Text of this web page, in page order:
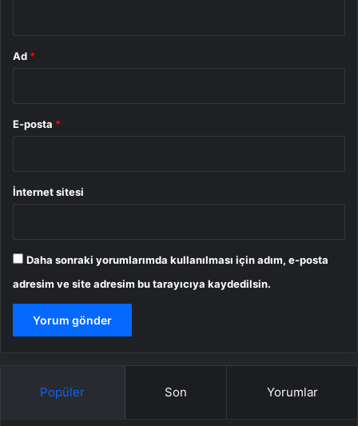
Ad *
E-posta *
İnternet sitesi
Daha sonraki yorumlarımda kullanılması için adım, e-posta
adresim ve site adresim bu tarayıcıya kaydedilsin.
Popüler Son Yorumlar